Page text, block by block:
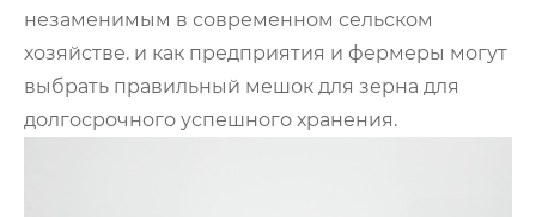
незаменимым в современном сельском
хозяйстве. и как предприятия и фермеры могут
выбрать правильный мешок для зерна для
долгосрочного успешного хранения.